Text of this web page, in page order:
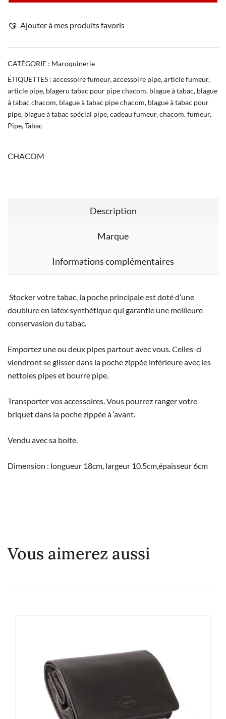
Ajouter à mes produits favoris
CATÉGORIE : Maroquinerie
ÉTIQUETTES : accessoire fumeur,accessoire pipe,article fumeur,
article pipe, blageru tabac pour pipe chacom, blague à tabac, blague
à tabac chacom, blague à tabac pipe chacom, blague à tabac pour
pipe, blague à tabac spécial pipe,cadeau fumeur,chacom,fumeur,
Pipe,Tabac
CHACOM
Description
Marque
Informations complémentaires
Stocker votre tabac, la poche principale est doté d’une
doublure en latex synthétique qui garantie une meilleure
conservasion du tabac.
Emportez une ou deux pipes partout avec vous. Celles-ci
viendront se glisser dans la poche zippée infèrieure avec les
nettoies pipes et bourre pipe.
Transporter vos accessoires. Vous pourrez ranger votre
briquet dans la poche zippée à ‘avant.
Vendu avec sa boite.
Dimension : longueur 18cm, largeur 10.5cm,épaisseur 6cm
Vous aimerez aussi